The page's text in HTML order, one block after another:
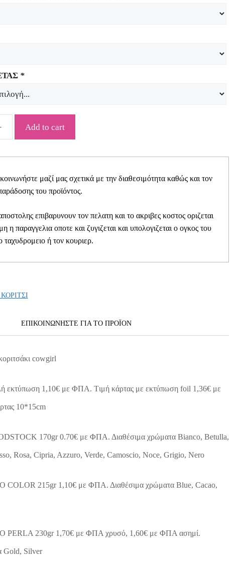
*
Add to cart
μαζί μας σχετικά με την διαθεσιμότητα καθώς και τον
του προϊόντος.
επιβαρυνουν τον πελατη και το ακριβες κοστος οριζεται
η παραγγελια οποτε και ζυγιζεται και υπολογιζεται ο ογκος του
ταχυδρομειο ή τον κουριερ.
ΚΟΡΙΤΣΙ
ΕΠΙΚΟΙΝΩΝΗΣΤΕ ΓΙΑ ΤΟ ΠΡΟΪOΝ
cowgirl
εκτύπωση 1,10€ με ΦΠΑ. Tιμή κάρτας με εκτύπωση foil 1,36€ με
10*15cm
170gr 0.70€ με ΦΠΑ. Διαθέσιμα χρώματα Bianco, Betulla,
Rosa, Cipria, Azzuro, Verde, Camoscio, Noce, Grigio, Nero
COLOR 215gr 1,10€ με ΦΠΑ. Διαθέσιμα χρώματα Blue, Cacao,
PERLA 230gr 1,70€ με ΦΠΑ χρυσό, 1,60€ με ΦΠΑ ασημί.
Gold, Silver